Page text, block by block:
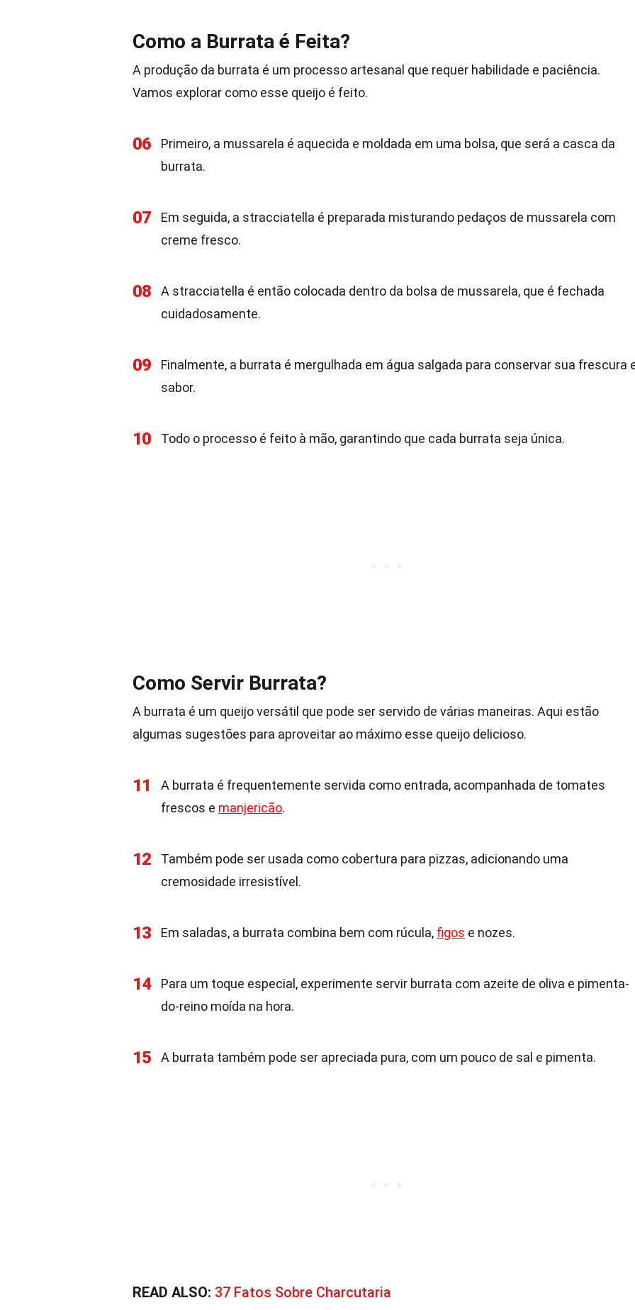
Como a Burrata é Feita?
A produção da burrata é um processo artesanal que requer habilidade e paciência.
Vamos explorar como esse queijo é feito.
06
Primeiro, a mussarela é aquecida e moldada em uma bolsa, que será a casca da
burrata.
07
Em seguida, a stracciatella é preparada misturando pedaços de mussarela com
creme fresco.
08
A stracciatella é então colocada dentro da bolsa de mussarela, que é fechada
cuidadosamente.
09
Finalmente, a burrata é mergulhada em água salgada para conservar sua frescura
sabor.
10 Todo o processo é feito à mão, garantindo que cada burrata seja única.
Como Servir Burrata?
A burrata é um queijo versátil que pode ser servido de várias maneiras. Aqui estão
algumas sugestões para aproveitar ao máximo esse queijo delicioso.
11
A burrata é frequentemente servida como entrada, acompanhada de tomates
frescos e manjericão.
12
Também pode ser usada como cobertura para pizzas, adicionando uma
cremosidade irresistível.
13 Em saladas, a burrata combina bem com rúcula, figos e nozes.
14
Para um toque especial, experimente servir burrata com azeite de oliva e pimenta-
do-reino moída na hora.
15 A burrata também pode ser apreciada pura, com um pouco de sal e pimenta.
READ ALSO: 37 Fatos Sobre Charcutaria